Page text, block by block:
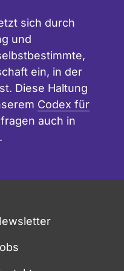
sich durch
und
ein, in der
Diese Haltung
Codex für
auch in